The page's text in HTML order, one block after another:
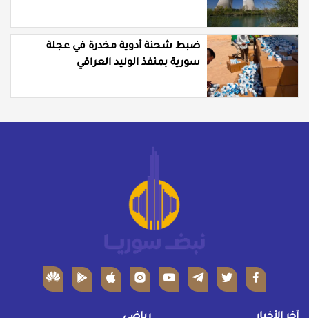
ضبط شحنة أدوية مخدرة في عجلة
سورية بمنفذ الوليد العراقي